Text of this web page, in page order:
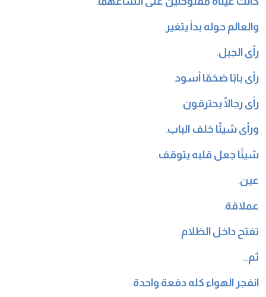
والعالم حوله بدأ يتغير .
رأى الجبل.
رأى بابًا ضخمًا أسود.
رأى رجالًا يحترقون.
ورأى شيئًا خلف الباب.
شيئًا جعل قلبه يتوقف.
عين.
عملاقة.
تفتح داخل الظلام.
ثم…
انفجر الهواء كله دفعة واحدة.